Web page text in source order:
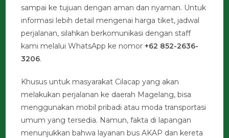
sampai ke tujuan dengan aman dan nyaman. Untuk
informasi lebih detail mengenai harga tiket, jadwal
perjalanan, silahkan berkomunikasi dengan staff
kami melalui WhatsApp ke nomor+62 852-2636-
3206.
Khusus untuk masyarakat Cilacap yang akan
melakukan perjalanan ke daerah Magelang, bisa
menggunakan mobil pribadi atau moda transportasi
umum yang tersedia. Namun, fakta di lapangan
menunjukkan bahwa layanan bus AKAP dan kereta